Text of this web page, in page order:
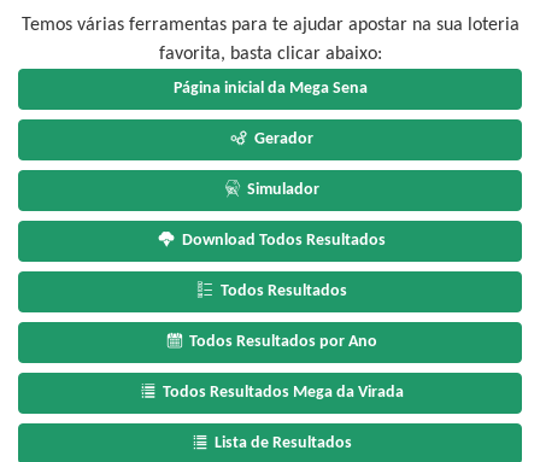
Temos várias ferramentas para te ajudar apostar na sua loteria
favorita, basta clicar abaixo:
Página inicial da Mega Sena
Gerador
Simulador
Download Todos Resultados
Todos Resultados
Todos Resultados por Ano
Todos Resultados Mega da Virada
Lista de Resultados